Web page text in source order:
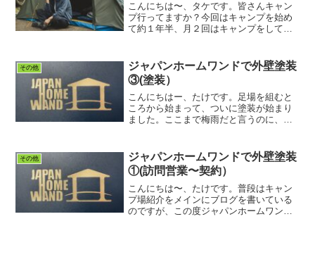
こんにちは〜、タケです。皆さんキャン
プ行ってますか？今回はキャンプを始め
て約１年半、月２回はキャンプをしてい
る〜」、これから始めようと思っている
方は「そんなことがあるのか〜」...
その他
ジャパンホームワンドで外壁塗装
③(塗装）
こんにちはー、たけです。足場を組むと
ころから始まって、ついに塗装が始まり
ました。ここまで梅雨だと言うのに、一
6/20今日は付帯部の塗装でした。なぜか
写真をほとんど撮って...
その他
ジャパンホームワンドで外壁塗装
①(訪問営業〜契約）
こんにちは〜、たけです。普段はキャン
プ場紹介をメインにブログを書いている
のですが、この度ジャパンホームワンド